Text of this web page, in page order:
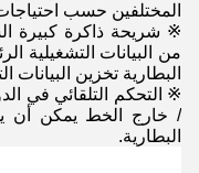
المختلفين حسب
※ شريحة ذاكرة كبيرة
البطارية تخزين البيانات
※ التحكم التلقائي في
/ خارج الخط يمكن أن
البطارية.